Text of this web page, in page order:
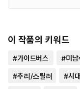
이 작품의 키워드
#가이드버스 #미남
#추리/스릴러 #시